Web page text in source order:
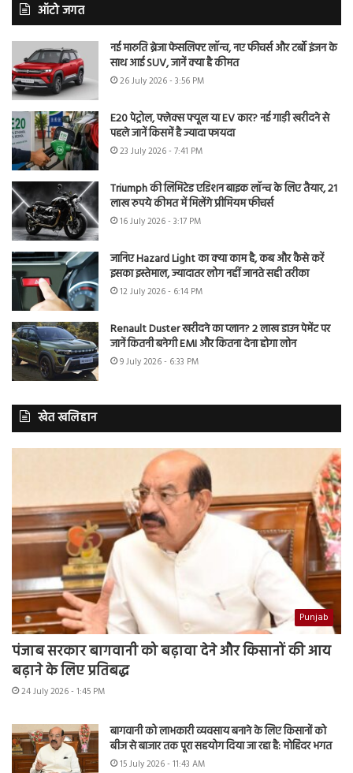
ऑटो जगत
नई मारुति ब्रेजा फेसलिफ्ट लॉन्च, नए फीचर्स और टर्बो इंजन के
साथ आई SUV, जानें क्या है कीमत
26 July 2026 - 3:56 PM
E20 पेट्रोल, फ्लेक्स फ्यूल या EV कार? नई गाड़ी खरीदने से
पहले जानें किसमें है ज्यादा फायदा
23 July 2026 - 7:41 PM
Triumph की लिमिटेड एडिशन बाइक लॉन्च के लिए तैयार, 21
लाख रुपये कीमत में मिलेंगे प्रीमियम फीचर्स
16 July 2026 - 3:17 PM
जानिए Hazard Light का क्या काम है, कब और कैसे करें
इसका इस्तेमाल, ज्यादातर लोग नहीं जानते सही तरीका
12 July 2026 - 6:14 PM
Renault Duster खरीदने का प्लान? 2 लाख डाउन पेमेंट पर
जानें कितनी बनेगी EMI और कितना देना होगा लोन
9 July 2026 - 6:33 PM
खेत खलिहान
Punjab
पंजाब सरकार बागवानी को बढ़ावा देने और किसानों की आय
बढ़ाने के लिए प्रतिबद्ध
24 July 2026 - 1:45 PM
बागवानी को लाभकारी व्यवसाय बनाने के लिए किसानों को
बीज से बाजार तक पूरा सहयोग दिया जा रहा है: मोहिंदर भगत
15 July 2026 - 11:43 AM